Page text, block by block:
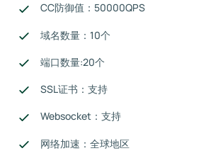
CC防御值：50000QPS
域名数量：10个
端口数量:20个
SSL证书：支持
Websocket：支持
网络加速：全球地区